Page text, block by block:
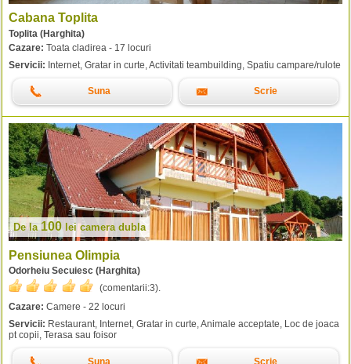
Cabana Toplita
Toplita (Harghita)
Cazare: Toata cladirea - 17 locuri
Servicii: Internet, Gratar in curte, Activitati teambuilding, Spatiu campare/rulote
Suna Scrie
De la100 leicamera dubla
Pensiunea Olimpia
Odorheiu Secuiesc (Harghita)
(comentarii:3).
Cazare: Camere - 22 locuri
Servicii: Restaurant, Internet, Gratar in curte, Animale acceptate, Loc de joaca
pt copii, Terasa sau foisor
Suna Scrie